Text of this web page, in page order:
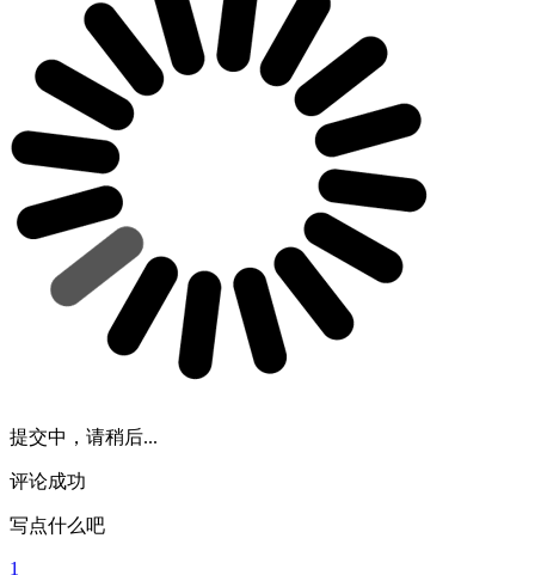
提交中，请稍后...
评论成功
写点什么吧
1